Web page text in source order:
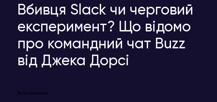
Вбивця Slack чи черговий
експеримент? Що відомо
про командний чат Buzz
від Джека Дорсі
Вибір редакції